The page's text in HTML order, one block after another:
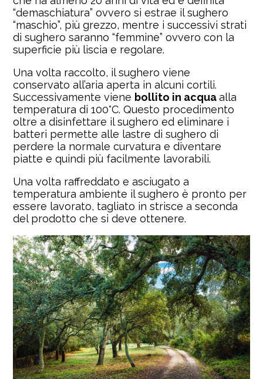
“demaschiatura” ovvero si estrae il sughero
“maschio”, più grezzo, mentre i successivi strati
di sughero saranno “femmine” ovvero con la
superficie più liscia e regolare.
Una volta raccolto, il sughero viene
conservato all’aria aperta in alcuni cortili.
Successivamente viene bollito in acquaalla
temperatura di 100°C. Questo procedimento
oltre a disinfettare il sughero ed eliminare i
batteri permette alle lastre di sughero di
perdere la normale curvatura e diventare
piatte e quindi più facilmente lavorabili.
Una volta raffreddato e asciugato a
temperatura ambiente il sughero è pronto per
essere lavorato, tagliato in strisce a seconda
del prodotto che si deve ottenere.